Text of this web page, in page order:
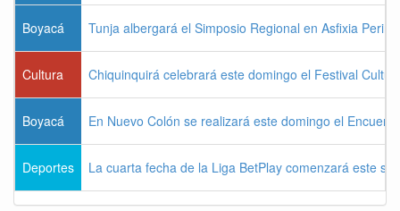
Boyacá Tunja albergará el Simposio Regional en Asfixia
Cultura Chiquinquirá celebrará este domingo el Festival
Boyacá En Nuevo Colón se realizará este domingo el
Deportes La cuarta fecha de la Liga BetPlay comenzará este